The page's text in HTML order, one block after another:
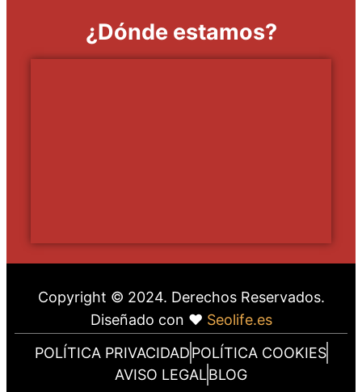
¿Dónde estamos?
Copyright © 2024. Derechos Reservados.
Diseñado con ❤ Seolife.es
POLÍTICA PRIVACIDADPOLÍTICA COOKIES
AVISO LEGALBLOG